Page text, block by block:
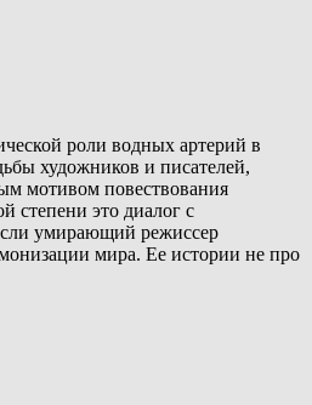
роли водных артерий в
художников и писателей,
мотивом повествования
степени это диалог с
умирающий режиссер
мира. Ее истории не про